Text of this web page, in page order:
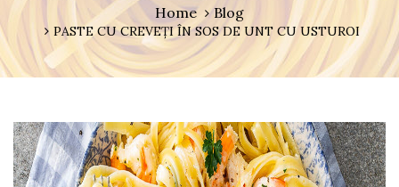
Home Blog
PASTE CU CREVEȚI ÎN SOS DE UNT CU USTUROI